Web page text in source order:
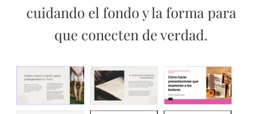
cuidando el fondo y la forma para
que conecten de verdad.